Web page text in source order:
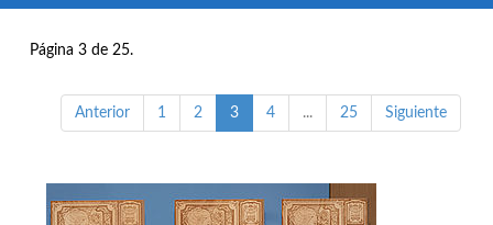
Página 3 de 25.
Anterior 1 2 3 4 ... 25 Siguiente